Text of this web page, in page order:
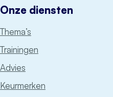
Onze diensten
Thema’s
Trainingen
Advies
Keurmerken